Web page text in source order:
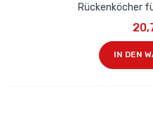
Rückenköcher
IN DEN